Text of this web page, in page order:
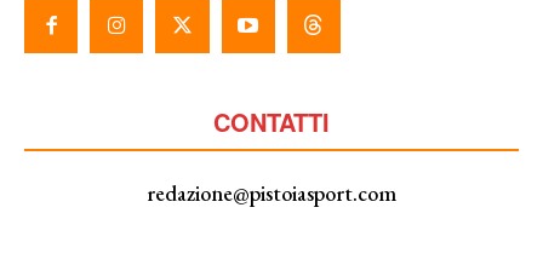
CONTATTI
redazione@pistoiasport.com